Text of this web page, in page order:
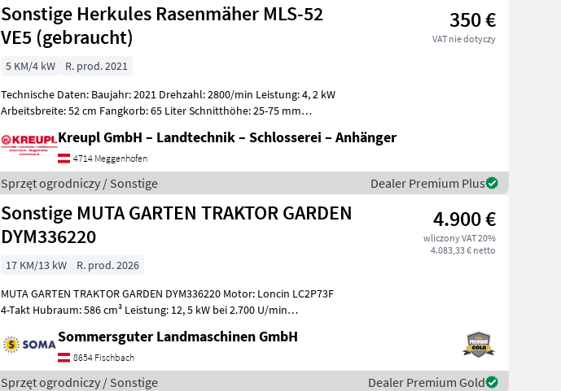
Sonstige Herkules Rasenmäher MLS-52
VE5 (gebraucht)
350 €
VAT nie dotyczy
5 KM/4 kW
R. prod. 2021
Technische Daten: Baujahr: 2021 Drehzahl: 2800/min Leistung: 4, 2 kW
Arbeitsbreite: 52 cm Fangkorb: 65 Liter Schnitthöhe: 25-75 mm
Kreupl GmbH – Landtechnik – Schlosserei – Anhänger
4714 Meggenhofen
Sprzęt ogrodniczy / Sonstige Dealer Premium Plus
Sonstige MUTA GARTEN TRAKTOR GARDEN
DYM336220
4.900 €
wliczony VAT 20%
4.083,33 € netto
17 KM/13 kW
R. prod. 2026
MUTA GARTEN TRAKTOR GARDEN DYM336220 Motor: Loncin LC2P73F
4-Takt Hubraum: 586 cm³ Leistung: 12, 5 kW bei 2.700 U/min
Sommersguter Landmaschinen GmbH
8654 Fischbach
Sprzęt ogrodniczy / Sonstige Dealer Premium Gold